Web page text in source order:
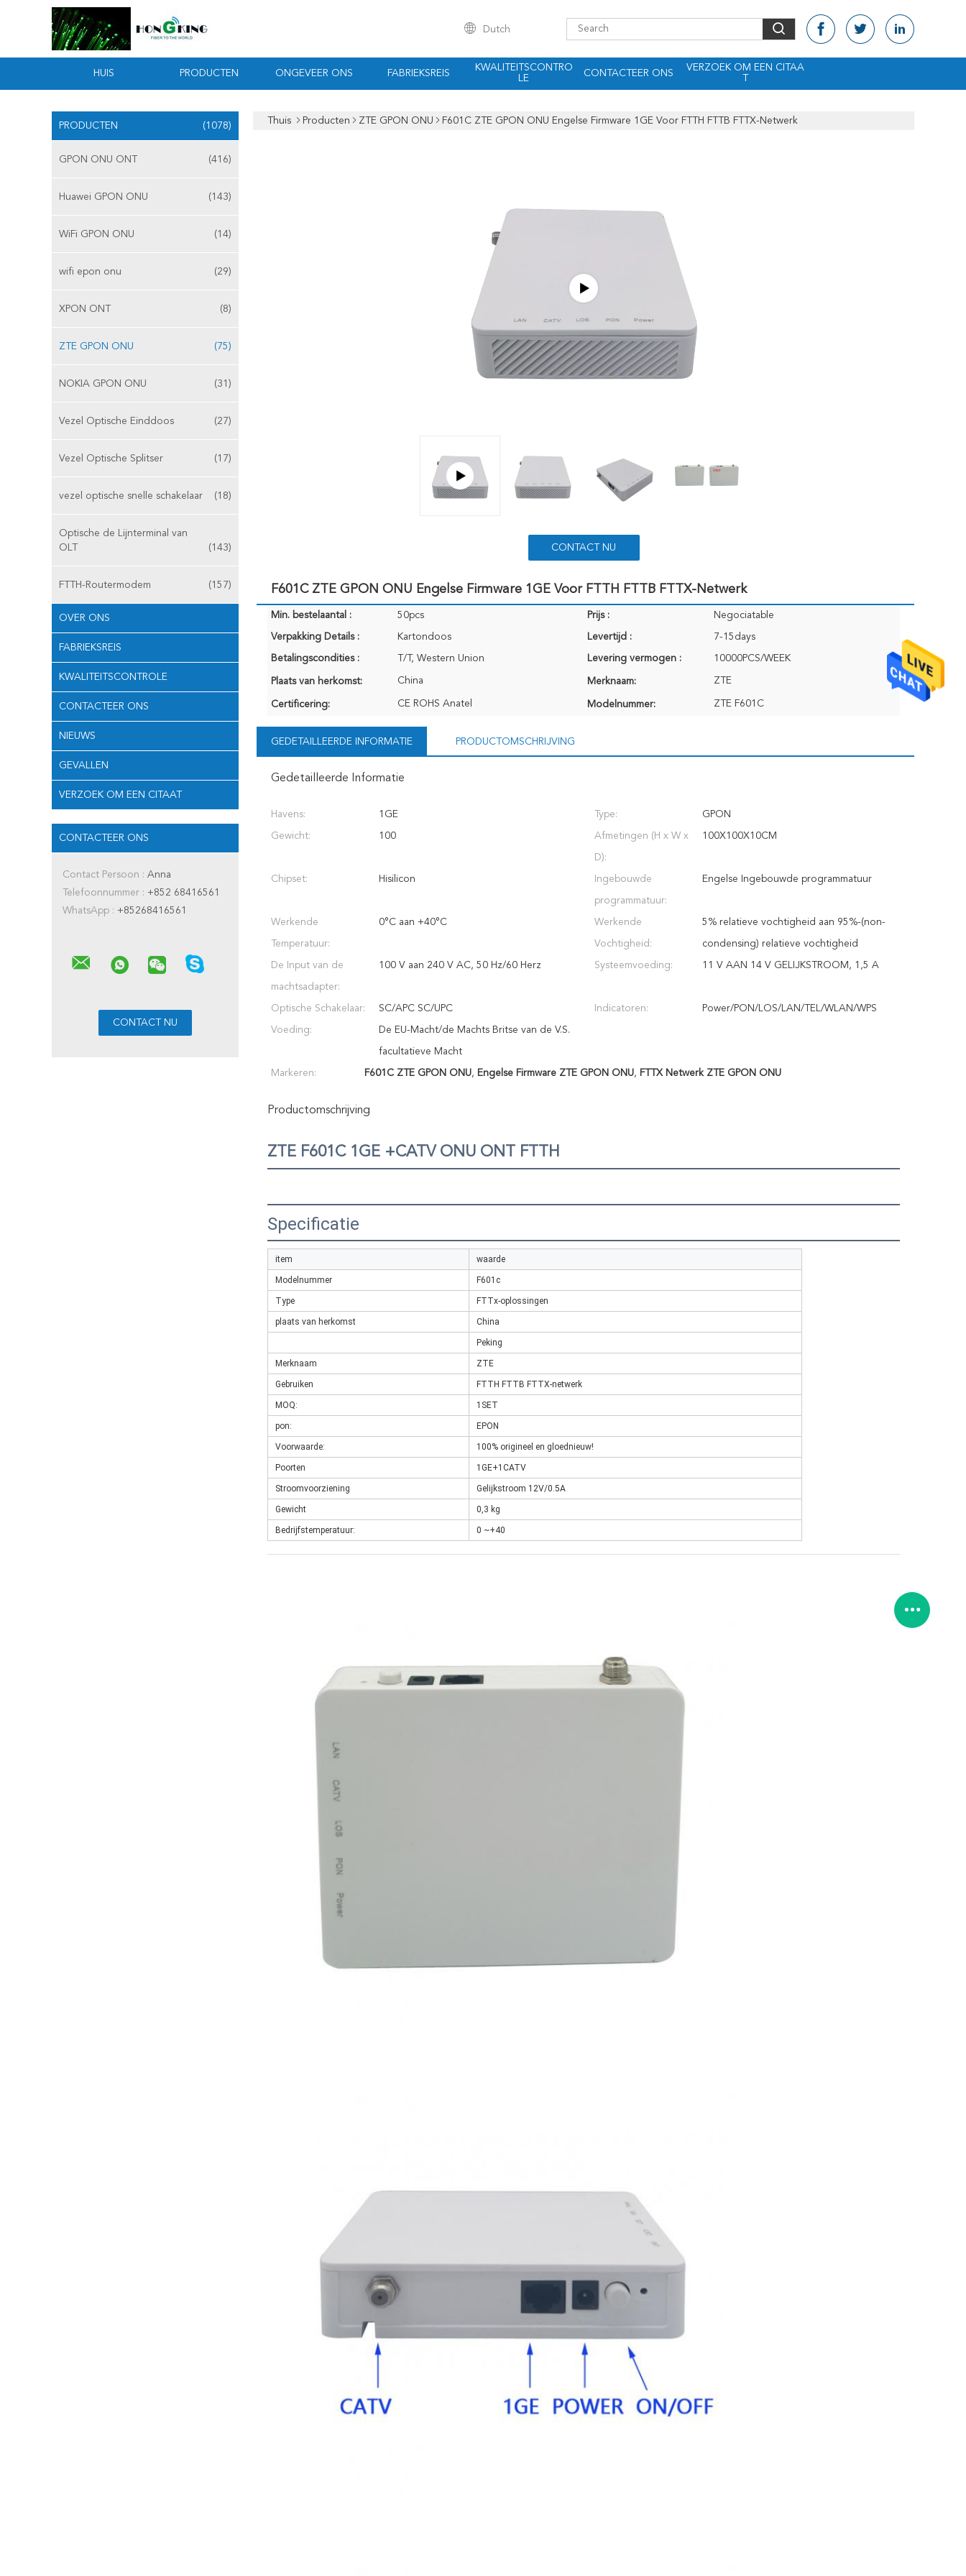
Dutch
HUIS PRODUCTEN ONGEVEER ONS FABRIEKSREIS
KWALITEITSCONTRO
LE
CONTACTEER ONS
VERZOEK OM EEN CITAA
PRODUCTEN (1078)
GPON ONU ONT (416)
Huawei GPON ONU (143)
WiFi GPON ONU (14)
wifi epon onu (29)
XPON ONT (8)
ZTE GPON ONU (75)
NOKIA GPON ONU (31)
Vezel Optische Einddoos (27)
Vezel Optische Splitser (17)
vezel optische snelle schakelaar (18)
Optische de Lijnterminal van
OLT
(143)
FTTH-Routermodem (157)
OVER ONS
FABRIEKSREIS
KWALITEITSCONTROLE
CONTACTEER ONS
NIEUWS
GEVALLEN
VERZOEK OM EEN CITAAT
CONTACTEER ONS
Contact Persoon : Anna
Telefoonnummer : +852 68416561
WhatsApp : +85268416561
Thuis Producten ZTE GPON ONU F601C ZTE GPON ONU Engelse Firmware 1GE Voor FTTH FTTB FTTX-Netwerk
CONTACT NU
F601C ZTE GPON ONU Engelse Firmware 1GE Voor FTTH FTTB FTTX-Netwerk
Min. bestelaantal : 50pcs Prijs : Negociatable
Verpakking Details : Kartondoos Levertijd : 7-15days
Betalingscondities : T/T, Western Union Levering vermogen : 10000PCS/WEEK
Plaats van herkomst: China Merknaam: ZTE
Certificering: CE ROHS Anatel Modelnummer: ZTE F601C
GEDETAILLEERDE INFORMATIE PRODUCTOMSCHRIJVING
Gedetailleerde Informatie
Havens: 1GE Type: GPON
Gewicht: 100 Afmetingen (H x W x
D):
100X100X10CM
Chipset: Hisilicon Ingebouwde
programmatuur:
Engelse Ingebouwde programmatuur
Werkende
Temperatuur:
0°C aan +40°C Werkende
Vochtigheid:
5% relatieve vochtigheid aan 95%-(non-
condensing) relatieve vochtigheid
De Input van de
machtsadapter:
100 V aan 240 V AC, 50 Hz/60 Herz Systeemvoeding: 11 V AAN 14 V GELIJKSTROOM, 1,5 A
Optische Schakelaar: SC/APC SC/UPC Indicatoren: Power/PON/LOS/LAN/TEL/WLAN/WPS
Voeding: De EU-Macht/de Machts Britse van de V.S.
facultatieve Macht
Markeren: F601C ZTE GPON ONU, Engelse Firmware ZTE GPON ONU, FTTX Netwerk ZTE GPON ONU
Productomschrijving
ZTE F601C 1GE +CATV ONU ONT FTTH
Specificatie
item waarde
Modelnummer F601c
Type FTTx-oplossingen
plaats van herkomst China
Peking
Merknaam ZTE
Gebruiken FTTH FTTB FTTX-netwerk
MOQ: 1SET
pon: EPON
Voorwaarde: 100% origineel en gloednieuw!
Poorten 1GE+1CATV
Stroomvoorziening Gelijkstroom 12V/0.5A
Gewicht 0,3 kg
Bedrijfstemperatuur: 0 ~+40